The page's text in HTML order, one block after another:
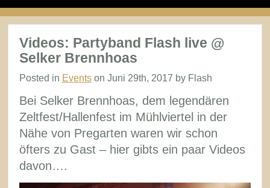
Videos: Partyband Flash live @
Selker Brennhoas
Posted in Eventson Juni 29th, 2017 by Flash
Bei Selker Brennhoas, dem legendären
Zeltfest/Hallenfest im Mühlviertel in der
Nähe von Pregarten waren wir schon
öfters zu Gast – hier gibts ein paar Videos
davon….